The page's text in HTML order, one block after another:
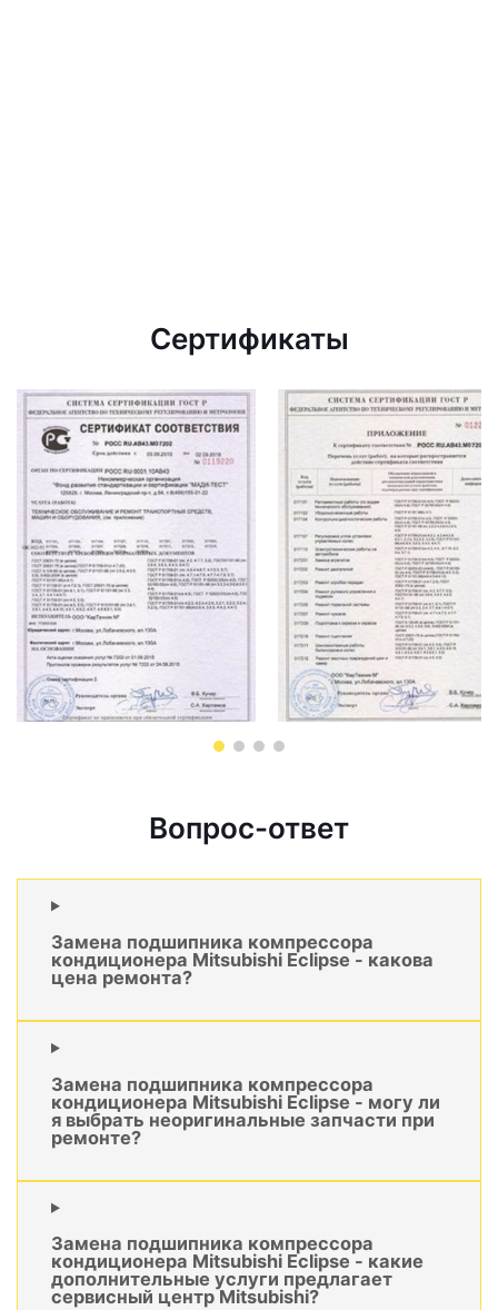
Сертификаты
Вопрос-ответ
Замена подшипника компрессора
кондиционера Mitsubishi Eclipse - какова
цена ремонта?
Замена подшипника компрессора
кондиционера Mitsubishi Eclipse - могу ли
я выбрать неоригинальные запчасти при
ремонте?
Замена подшипника компрессора
кондиционера Mitsubishi Eclipse - какие
дополнительные услуги предлагает
сервисный центр Mitsubishi?